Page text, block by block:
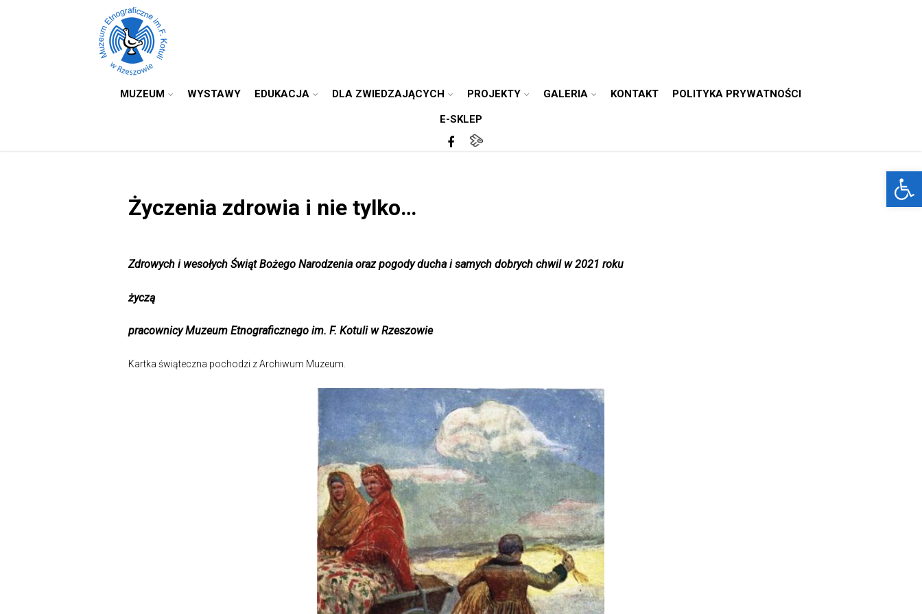
MUZEUM WYSTAWY EDUKACJA DLA ZWIEDZAJĄCYCH PROJEKTY GALERIA KONTAKT POLITYKA PRYWATNOŚCI
E-SKLEP
Życzenia zdrowia i nie tylko…
Zdrowych i wesołych Świąt Bożego Narodzenia oraz pogody ducha i samych dobrych chwil w 2021 roku
życzą
pracownicy Muzeum Etnograficznego im. F. Kotuli w Rzeszowie
Kartka świąteczna pochodzi z Archiwum Muzeum.